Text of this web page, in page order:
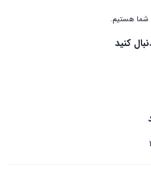
کنید